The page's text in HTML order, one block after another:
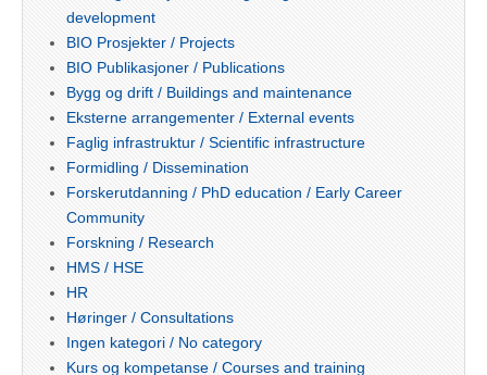
development
BIO Prosjekter / Projects
BIO Publikasjoner / Publications
Bygg og drift / Buildings and maintenance
Eksterne arrangementer / External events
Faglig infrastruktur / Scientific infrastructure
Formidling / Dissemination
Forskerutdanning / PhD education / Early Career
Community
Forskning / Research
HMS / HSE
HR
Høringer / Consultations
Ingen kategori / No category
Kurs og kompetanse / Courses and training